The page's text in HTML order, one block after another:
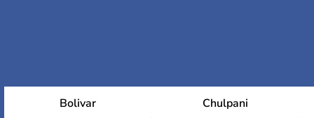
Bolivar Chulpani